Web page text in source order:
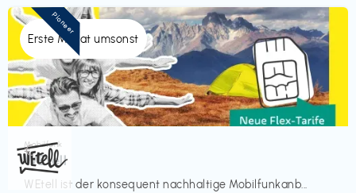
Erste Monat umsonst
Mobilfunk
WEtell
WEtell ist der konsequent nachhaltige Mobilfunkanb...
€‎
Pioneer